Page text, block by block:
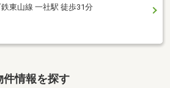
東山線 一社駅 徒歩31分
件情報を探す